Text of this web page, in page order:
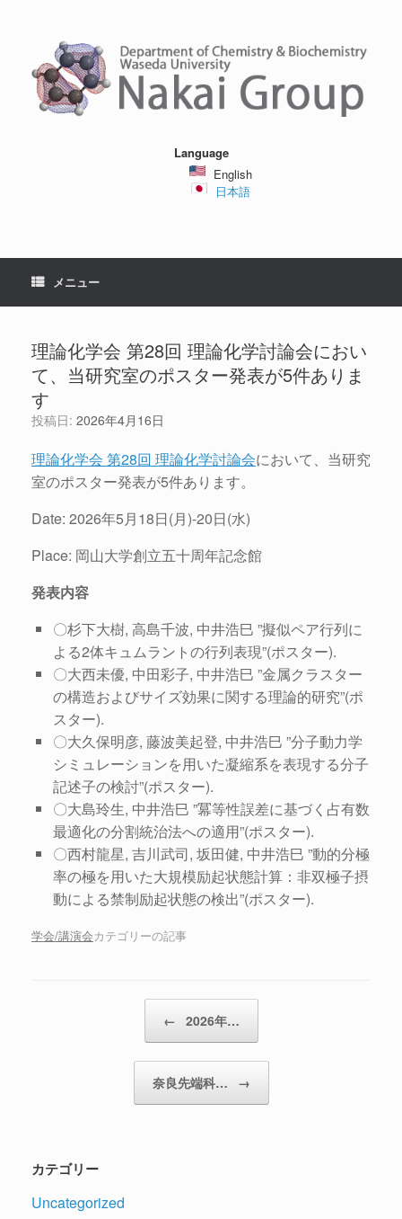
Language
English
日本語
メニュー
理論化学会 第28回 理論化学討論会におい
て、当研究室のポスター発表が5件ありま
す
投稿日: 2026年4月16日
理論化学会 第28回 理論化学討論会において、当研究
室のポスター発表が5件あります。
Date: 2026年5月18日(月)-20日(水)
Place: 岡山大学創立五十周年記念館
発表内容
〇杉下大樹, 高島千波, 中井浩巳 ”擬似ペア行列に
よる2体キュムラントの行列表現”(ポスター).
〇大西未優, 中田彩子, 中井浩巳 ”金属クラスター
の構造およびサイズ効果に関する理論的研究”(ポ
スター).
〇大久保明彦, 藤波美起登, 中井浩巳 ”分子動力学
シミュレーションを用いた凝縮系を表現する分子
記述子の検討”(ポスター).
〇大島玲生, 中井浩巳 ”冪等性誤差に基づく占有数
最適化の分割統治法への適用”(ポスター).
〇西村龍星, 吉川武司, 坂田健, 中井浩巳 ”動的分極
率の極を用いた大規模励起状態計算：非双極子摂
動による禁制励起状態の検出”(ポスター).
学会/講演会カテゴリーの記事
← 2026年…
奈良先端科… →
カテゴリー
Uncategorized